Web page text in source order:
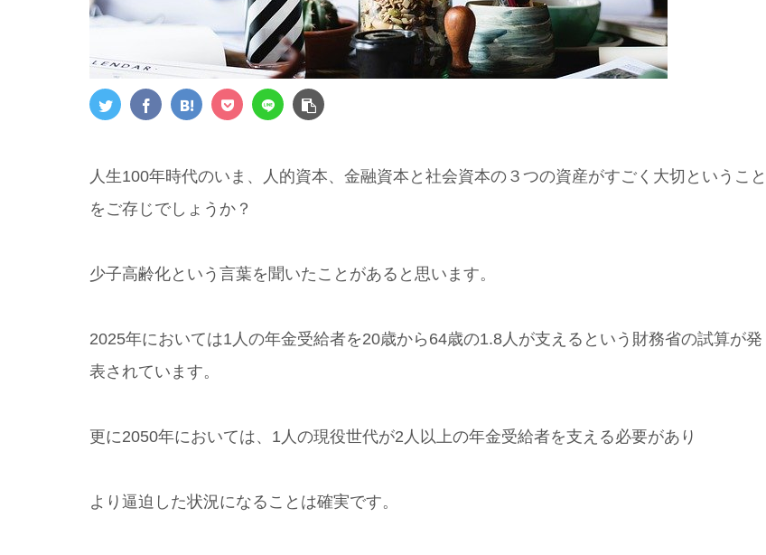
人生100年時代のいま、人的資本、金融資本と社会資本の３つの資産がすごく大切ということ
をご存じでしょうか？
少子高齢化という言葉を聞いたことがあると思います。
2025年においては1人の年金受給者を20歳から64歳の1.8人が支えるという財務省の試算が発
表されています。
更に2050年においては、1人の現役世代が2人以上の年金受給者を支える必要があり
より逼迫した状況になることは確実です。